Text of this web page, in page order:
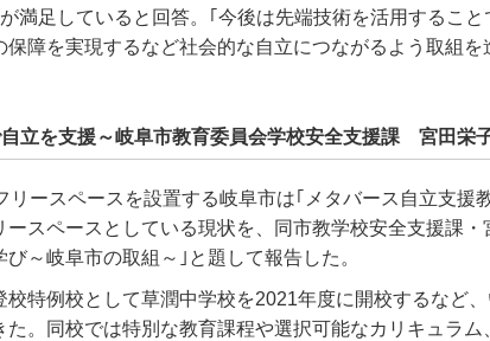
満足していると回答。｢今後は先端技術を活用すること
保障を実現するなど社会的な自立につながるよう取組を
立を支援～岐阜市教育委員会学校安全支援課 宮田栄
リースペースを設置する岐阜市は｢メタバース自立支援
ースペースとしている現状を、同市教学校安全支援課・
～岐阜市の取組～｣と題して報告した。
校特例校として草潤中学校を2021年度に開校するなど
た。同校では特別な教育課程や選択可能なカリキュラム